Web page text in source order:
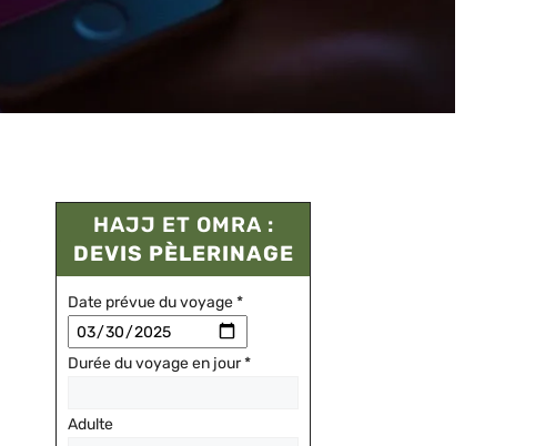
HAJJ ET OMRA :
DEVIS PÈLERINAGE
Date prévue du voyage*
Durée du voyage en jour*
Adulte